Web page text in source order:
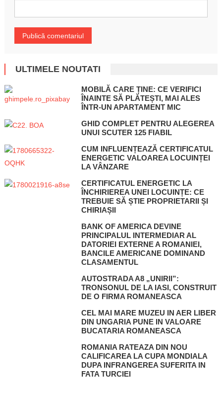
ULTIMELE NOUTATI
MOBILĂ CARE ȚINE: CE VERIFICI
ÎNAINTE SĂ PLĂTEȘTI, MAI ALES
ÎNTR-UN APARTAMENT MIC
GHID COMPLET PENTRU ALEGEREA
UNUI SCUTER 125 FIABIL
CUM INFLUENȚEAZĂ CERTIFICATUL
ENERGETIC VALOAREA LOCUINȚEI
LA VÂNZARE
CERTIFICATUL ENERGETIC LA
ÎNCHIRIEREA UNEI LOCUINȚE: CE
TREBUIE SĂ ȘTIE PROPRIETARII ȘI
CHIRIAȘII
BANK OF AMERICA DEVINE
PRINCIPALUL INTERMEDIAR AL
DATORIEI EXTERNE A ROMANIEI,
BANCILE AMERICANE DOMINAND
CLASAMENTUL
AUTOSTRADA A8 „UNIRII”:
TRONSONUL DE LA IASI, CONSTRUIT
DE O FIRMA ROMANEASCA
CEL MAI MARE MUZEU IN AER LIBER
DIN UNGARIA PUNE IN VALOARE
BUCATARIA ROMANEASCA
ROMANIA RATEAZA DIN NOU
CALIFICAREA LA CUPA MONDIALA
DUPA INFRANGEREA SUFERITA IN
FATA TURCIEI